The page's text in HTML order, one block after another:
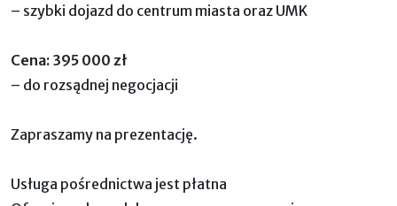
– szybki dojazd do centrum miasta oraz UMK
Cena: 395 000 zł
– do rozsądnej negocjacji
Zapraszamy na prezentację.
Usługa pośrednictwa jest płatna